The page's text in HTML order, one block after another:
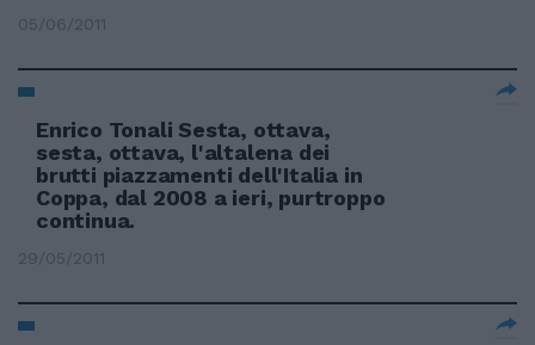
05/06/2011
Enrico Tonali Sesta, ottava,
sesta, ottava, l'altalena dei
brutti piazzamenti dell'Italia in
Coppa, dal 2008 a ieri, purtroppo
continua.
29/05/2011